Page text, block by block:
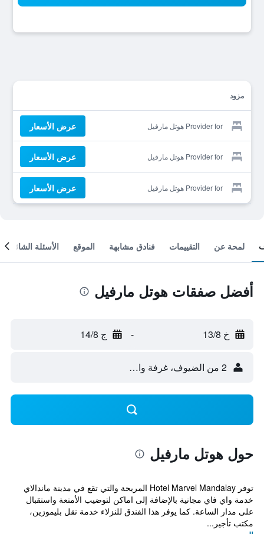
مزود
Provider for هوتل مارفيل عرض الأسعار
Provider for هوتل مارفيل عرض الأسعار
Provider for هوتل مارفيل عرض الأسعار
لمحة عن التقييمات فنادق مشابهة الموقع الأسئلة الشائعة
أفضل صفقات هوتل مارفيل
خ 13/8 - ج 14/8
2 من الضيوف، غرفة واحدة
حول هوتل مارفيل
توفر Hotel Marvel Mandalay المريحة والتي تقع في مدينة ماندالاي
خدمة واي فاي مجانية بالإضافة إلى اماكن لتوضيب الأمتعة واستقبال
على مدار الساعة. كما يوفر هذا الفندق للنزلاء خدمة نقل بليموزين،
مكتب تأجير...